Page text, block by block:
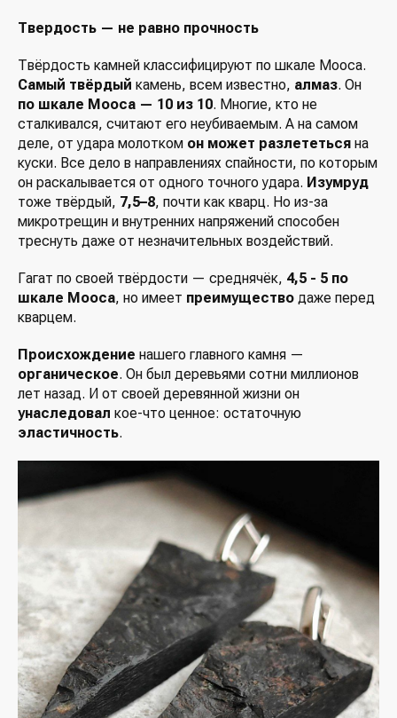
Твердость — не равно прочность
Твёрдость камней классифицируют по шкале Мооса.
Самый твёрдый камень, всем известно, алмаз. Он
по шкале Мооса — 10 из 10. Многие, кто не
сталкивался, считают его неубиваемым. А на самом
деле, от удара молотком он может разлететься на
куски. Все дело в направлениях спайности, по которым
он раскалывается от одного точного удара. Изумруд
тоже твёрдый, 7,5–8, почти как кварц. Но из-за
микротрещин и внутренних напряжений способен
треснуть даже от незначительных воздействий.
Гагат по своей твёрдости — среднячёк, 4,5 - 5 по
шкале Мооса, но имеет преимущество даже перед
кварцем.
Происхождение нашего главного камня —
органическое. Он был деревьями сотни миллионов
лет назад. И от своей деревянной жизни он
унаследовал кое-что ценное: остаточную
эластичность.